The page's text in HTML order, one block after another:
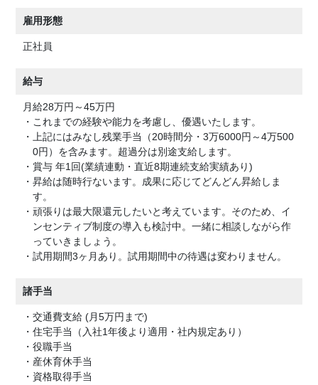
雇用形態
正社員
給与
月給28万円～45万円
・これまでの経験や能力を考慮し、優遇いたします。
・上記にはみなし残業手当（20時間分・3万6000円～4万500
0円）を含みます。超過分は別途支給します。
・賞与 年1回(業績連動・直近8期連続支給実績あり)
・昇給は随時行ないます。成果に応じてどんどん昇給しま
す。
・頑張りは最大限還元したいと考えています。そのため、イ
ンセンティブ制度の導入も検討中。一緒に相談しながら作
っていきましょう。
・試用期間3ヶ月あり。試用期間中の待遇は変わりません。
諸手当
・交通費支給 (月5万円まで)
・住宅手当（入社1年後より適用・社内規定あり）
・役職手当
・産休育休手当
・資格取得手当